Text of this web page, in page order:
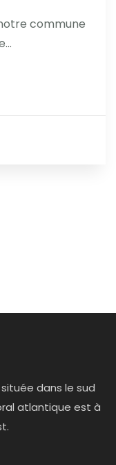
commune
dans le sud
atlantique est à